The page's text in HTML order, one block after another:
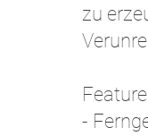
zu
​-